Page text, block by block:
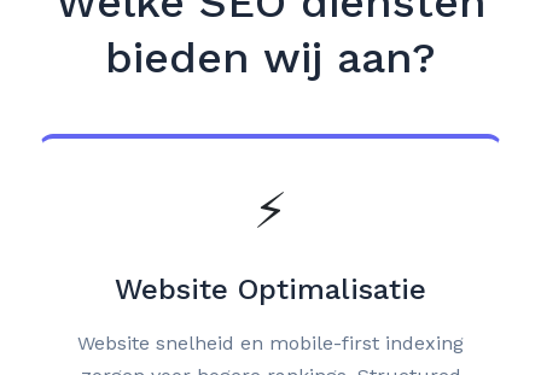
bieden wij aan?
⚡
Website Optimalisatie
Website snelheid en mobile-first indexing